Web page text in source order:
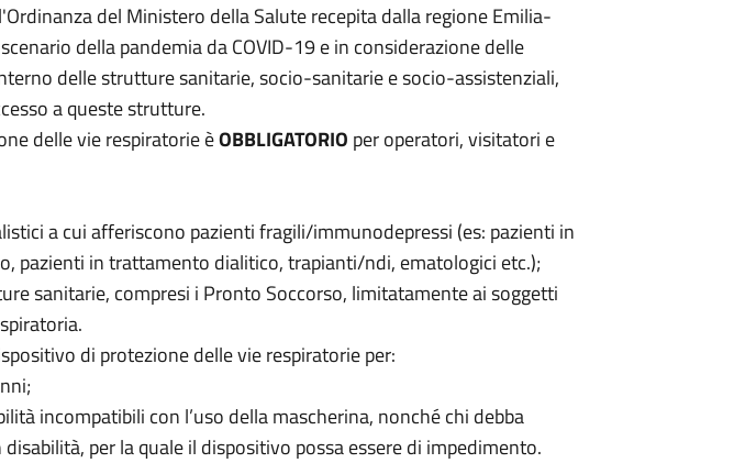
del Ministero della Salute recepita dalla regione Emilia-
della pandemia da COVID-19 e in considerazione delle
delle strutture sanitarie, socio-sanitarie e socio-assistenziali,
a queste strutture.
delle vie respiratorie èOBBLIGATORIO per operatori, visitatori e
a cui afferiscono pazienti fragili/immunodepressi (es: pazienti in
pazienti in trattamento dialitico, trapianti/ndi, ematologici etc.);
sanitarie, compresi i Pronto Soccorso, limitatamente ai soggetti
di protezione delle vie respiratorie per:
incompatibili con l’uso della mascherina, nonché chi debba
per la quale il dispositivo possa essere di impedimento.